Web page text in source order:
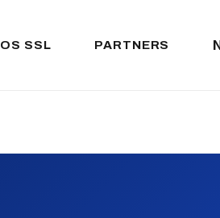
SSL PARTNERS